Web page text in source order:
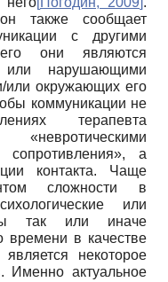
также сообщает
с другими
они являются
или нарушающими
или окружающих его
коммуникации не
терапевта
а
контакта. Чаще
сложности в
или
так или иначе
времени в качестве
некоторое
Именно актуальное